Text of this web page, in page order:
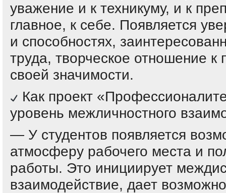
уважение и к техникуму, и к
главное, к себе. Появляется
и способностях,
труда, творческое отношение
своей значимости.
Как проект
уровень межличностного
— У студентов появляется
атмосферу рабочего места и
работы. Это инициирует
взаимодействие, дает